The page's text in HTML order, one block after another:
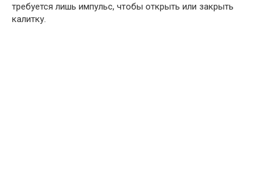
требуется лишь импульс, чтобы открыть или закрыть
калитку.